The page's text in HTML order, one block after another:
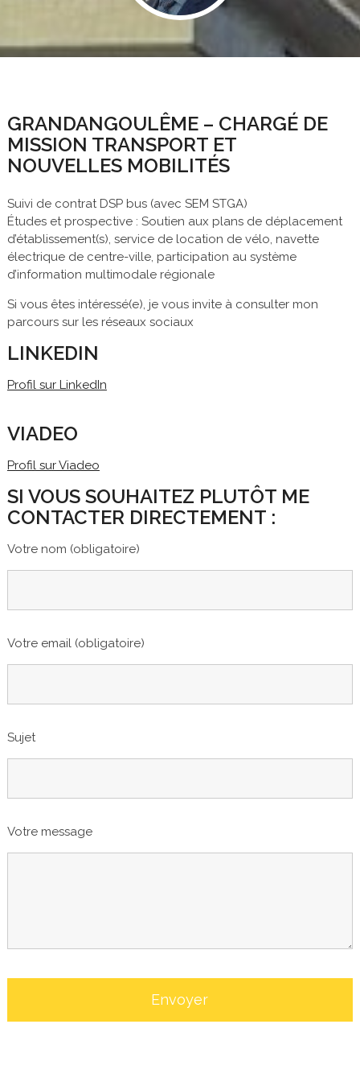
GRANDANGOULÊME – CHARGÉ DE
MISSION TRANSPORT ET
NOUVELLES MOBILITÉS
Suivi de contrat DSP bus (avec SEM STGA)
Études et prospective : Soutien aux plans de déplacement
d’établissement(s), service de location de vélo, navette
électrique de centre-ville, participation au système
d’information multimodale régionale
Si vous êtes intéressé(e), je vous invite à consulter mon
parcours sur les réseaux sociaux
LINKEDIN
Profil sur LinkedIn
VIADEO
Profil sur Viadeo
SI VOUS SOUHAITEZ PLUTÔT ME
CONTACTER DIRECTEMENT :
Votre nom (obligatoire)
Votre email (obligatoire)
Sujet
Votre message